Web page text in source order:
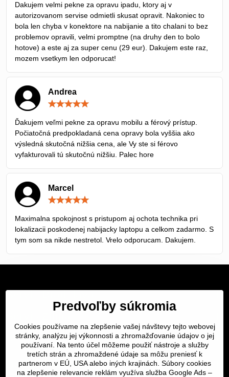
5
Dakujem velmi pekne za opravu ipadu, ktory aj v
autorizovanom servise odmietli skusat opravit. Nakoniec to
bola len chyba v konektore na nabijanie a tito chalani to bez
problemov opravili, velmi promptne (na druhy den to bolo
hotove) a este aj za super cenu (29 eur). Dakujem este raz,
mozem vsetkym len odporucat!
Andrea
5
Ďakujem veľmi pekne za opravu mobilu a férový prístup.
Počiatočná predpokladaná cena opravy bola vyššia ako
výsledná skutočná nižšia cena, ale Vy ste si férovo
vyfakturovali tú skutočnú nižšiu. Palec hore
Marcel
5
Maximalna spokojnost s pristupom aj ochota technika pri
lokalizacii poskodenej nabijacky laptopu a celkom zadarmo. S
tym som sa nikde nestretol. Vrelo odporucam. Dakujem.
Servis Bratislava
Servis Košice
Dôležité odkazy
Predvoľby súkromia
Cookies používame na zlepšenie vašej návštevy tejto webovej
stránky, analýzu jej výkonnosti a zhromažďovanie údajov o jej
používaní. Na tento účel môžeme použiť nástroje a služby
tretích strán a zhromaždené údaje sa môžu preniesť k
partnerom v EÚ, USA alebo iných krajinách. Súbory cookies
na zlepšenie relevancie reklám využíva služba Google Ads –